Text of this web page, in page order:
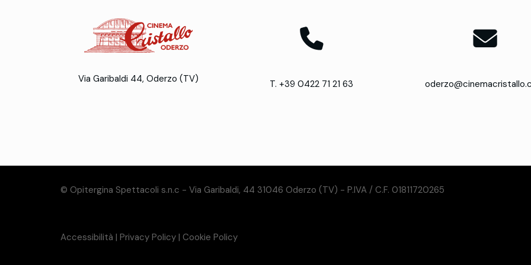
Via Garibaldi 44, Oderzo (TV) T. +39 0422 71 21 63
© Opitergina Spettacoli s.n.c - Via Garibaldi, 44 31046 Oderzo (TV) - P.IVA / C.F. 01811720265
Accessibilità | Privacy Policy | Cookie Policy